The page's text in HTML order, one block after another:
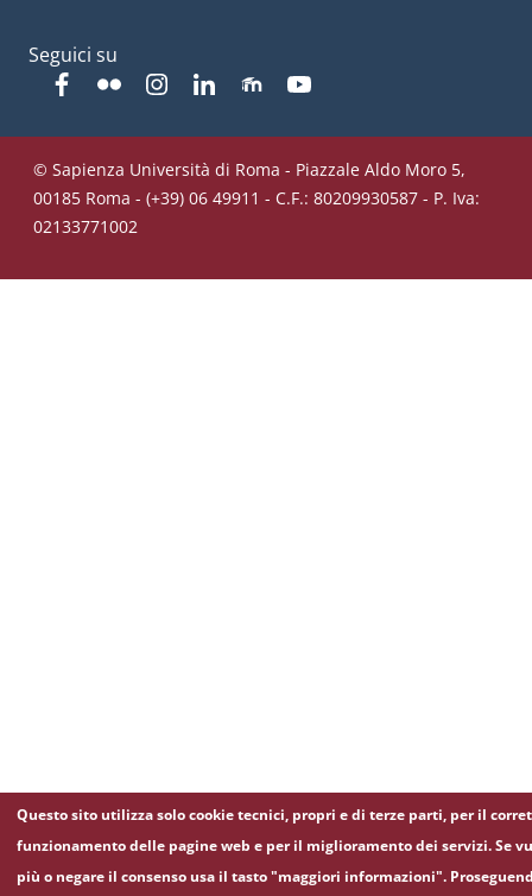
Seguici su
Facebook
Flickr InstagramLinkedinMoodle
© Sapienza Università di Roma - Piazzale Aldo Moro 5,
00185 Roma - (+39) 06 49911 - C.F.: 80209930587 - P. Iva:
02133771002
Questo sito utilizza solo cookie tecnici, propri e di terze parti, per il
funzionamento delle pagine web e per il miglioramento dei servizi. Se
più o negare il consenso usa il tasto "maggiori informazioni".